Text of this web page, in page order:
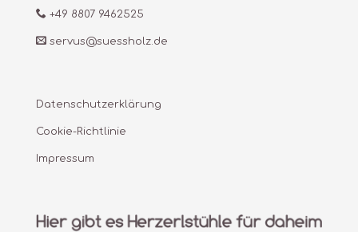
+49 8807 9462525
servus@suessholz.de
Datenschutzerklärung
Cookie-Richtlinie
Impressum